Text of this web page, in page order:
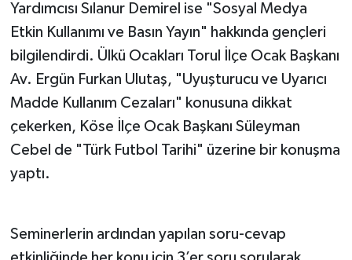
Yardımcısı Sılanur Demirel ise "Sosyal Medya
Etkin Kullanımı ve Basın Yayın" hakkında gençleri
bilgilendirdi. Ülkü Ocakları Torul İlçe Ocak Başkanı
Av. Ergün Furkan Ulutaş, "Uyuşturucu ve Uyarıcı
Madde Kullanım Cezaları" konusuna dikkat
çekerken, Köse İlçe Ocak Başkanı Süleyman
Cebel de "Türk Futbol Tarihi" üzerine bir konuşma
yaptı.
Seminerlerin ardından yapılan soru-cevap